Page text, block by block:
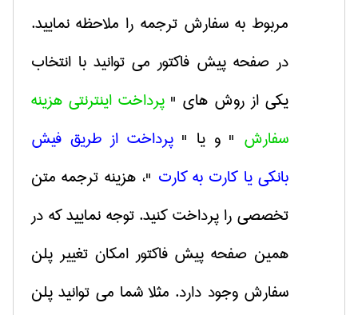
مربوط به سفارش ترجمه را ملاحظه نمایید.
در صفحه پیش فاکتور می توانید با انتخاب
یکی از روش های " پرداخت اینترنتی هزینه
سفارش " و یا " پرداخت از طریق فیش
بانکی یا کارت به کارت "، هزینه ترجمه متن
تخصصی را پرداخت کنید. توجه نمایید که در
همین صفحه پیش فاکتور امکان تغییر پلن
سفارش وجود دارد. مثلا شما می توانید پلن